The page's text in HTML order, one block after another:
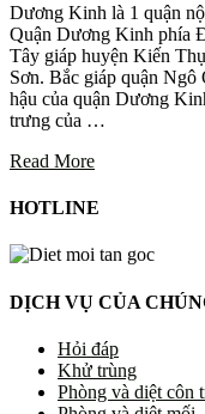
Dương Kinh là 1 quận
Quận Dương Kinh phía
Tây giáp huyện Kiến
Sơn. Bắc giáp quận
hậu của quận Dương
trưng của …
Read More
HOTLINE
DỊCH VỤ CỦA
Hỏi đáp
Khử trùng
Phòng và diệt côn